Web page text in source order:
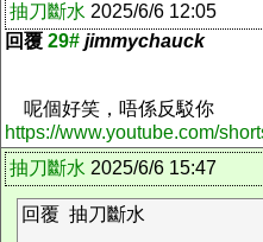
抽刀斷水 2025/6/6 12:05
回覆 29# jimmychauck
呢個好笑，唔係反駁你
https://www.youtube.com/
抽刀斷水 2025/6/6 15:47
回覆 抽刀斷水